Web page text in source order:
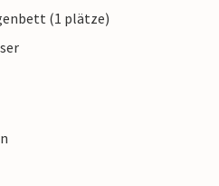
(1 plätze)